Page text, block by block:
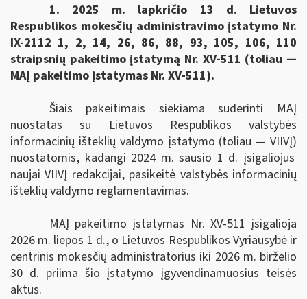
1. 2025 m. lapkričio 13 d. Lietuvos
Respublikos mokesčių administravimo įstatymo Nr.
IX-2112 1, 2, 14, 26, 86, 88, 93, 105, 106, 110
straipsnių pakeitimo įstatymą Nr. XV-511 (toliau —
MAĮ pakeitimo įstatymas Nr. XV-511).
Šiais pakeitimais siekiama suderinti MAĮ
nuostatas su Lietuvos Respublikos valstybės
informacinių išteklių valdymo įstatymo (toliau — VIIVĮ)
nuostatomis, kadangi 2024 m. sausio 1 d. įsigaliojus
naujai VIIVĮ redakcijai, pasikeitė valstybės informacinių
išteklių valdymo reglamentavimas.
MAĮ pakeitimo įstatymas Nr. XV-511 įsigalioja
2026 m. liepos 1 d., o Lietuvos Respublikos Vyriausybė ir
centrinis mokesčių administratorius iki 2026 m. birželio
30 d. priima šio įstatymo įgyvendinamuosius teisės
aktus.